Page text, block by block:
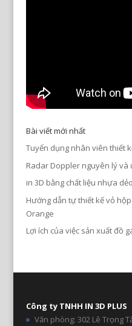
Bài viết mới nhất
Tuyển dụng nhân viên thiết
Radar Doppler nguyên lý và
in 3D bằng chất liệu nhựa
Hướng dẫn tự thiết kế vỏ
Orange
Lợi ích của việc sản xuất đồ
Công ty TNHH IN 3D PLUS
Văn phòng: 302 Lê Trọng